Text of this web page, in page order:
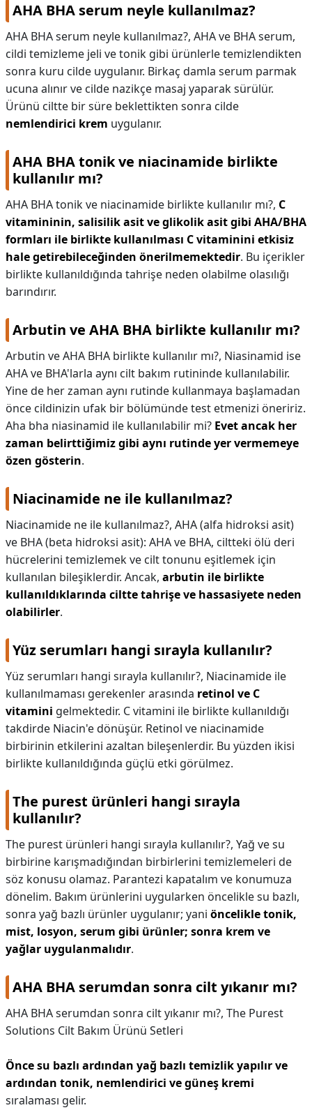
AHA BHA serum neyle kullanılmaz?
AHA BHA serum neyle kullanılmaz?, AHA ve BHA serum,
cildi temizleme jeli ve tonik gibi ürünlerle temizlendikten
sonra kuru cilde uygulanır. Birkaç damla serum parmak
ucuna alınır ve cilde nazikçe masaj yaparak sürülür.
Ürünü ciltte bir süre beklettikten sonra cilde
nemlendirici krem uygulanır.
AHA BHA tonik ve niacinamide birlikte
kullanılır mı?
AHA BHA tonik ve niacinamide birlikte kullanılır mı?, C
vitamininin, salisilik asit ve glikolik asit gibi AHA/BHA
formları ile birlikte kullanılması C vitaminini etkisiz
hale getirebileceğinden önerilmemektedir. Bu içerikler
birlikte kullanıldığında tahrişe neden olabilme olasılığı
barındırır.
Arbutin ve AHA BHA birlikte kullanılır mı?
Arbutin ve AHA BHA birlikte kullanılır mı?, Niasinamid ise
AHA ve BHA'larla aynı cilt bakım rutininde kullanılabilir.
Yine de her zaman aynı rutinde kullanmaya başlamadan
önce cildinizin ufak bir bölümünde test etmenizi öneririz.
Aha bha niasinamid ile kullanılabilir mi? Evet ancak her
zaman belirttiğimiz gibi aynı rutinde yer vermemeye
özen gösterin.
Niacinamide ne ile kullanılmaz?
Niacinamide ne ile kullanılmaz?, AHA (alfa hidroksi asit)
ve BHA (beta hidroksi asit): AHA ve BHA, ciltteki ölü deri
hücrelerini temizlemek ve cilt tonunu eşitlemek için
kullanılan bileşiklerdir. Ancak, arbutin ile birlikte
kullanıldıklarında ciltte tahrişe ve hassasiyete neden
olabilirler.
Yüz serumları hangi sırayla kullanılır?
Yüz serumları hangi sırayla kullanılır?, Niacinamide ile
kullanılmaması gerekenler arasında retinol ve C
vitamini gelmektedir. C vitamini ile birlikte kullanıldığı
takdirde Niacin'e dönüşür. Retinol ve niacinamide
birbirinin etkilerini azaltan bileşenlerdir. Bu yüzden ikisi
birlikte kullanıldığında güçlü etki görülmez.
The purest ürünleri hangi sırayla
kullanılır?
The purest ürünleri hangi sırayla kullanılır?, Yağ ve su
birbirine karışmadığından birbirlerini temizlemeleri de
söz konusu olamaz. Parantezi kapatalım ve konumuza
dönelim. Bakım ürünlerini uygularken öncelikle su bazlı,
sonra yağ bazlı ürünler uygulanır; yani öncelikle tonik,
mist, losyon, serum gibi ürünler; sonra krem ve
yağlar uygulanmalıdır.
AHA BHA serumdan sonra cilt yıkanır mı?
AHA BHA serumdan sonra cilt yıkanır mı?, The Purest
Solutions Cilt Bakım Ürünü Setleri
Önce su bazlı ardından yağ bazlı temizlik yapılır ve
ardından tonik, nemlendirici ve güneş kremi
sıralaması gelir.